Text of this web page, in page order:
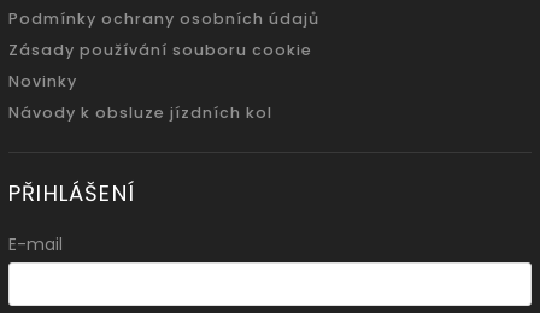
Podmínky ochrany osobních údajů
Zásady používání souboru cookie
Novinky
Návody k obsluze jízdních kol
PŘIHLÁŠENÍ
E-mail